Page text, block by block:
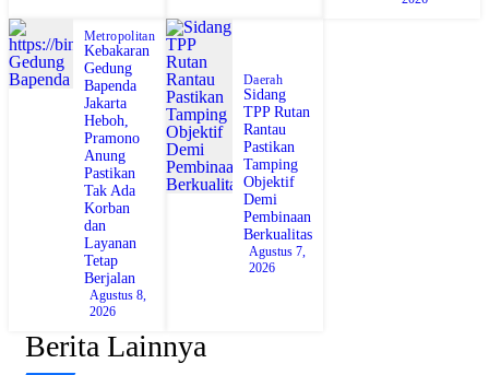
Metropolitan
Kebakaran
Gedung
Bapenda
Jakarta
Heboh,
Pramono
Anung
Pastikan
Tak Ada
Korban
dan
Layanan
Tetap
Berjalan
Agustus 8,
2026
Daerah
Sidang
TPP Rutan
Rantau
Pastikan
Tamping
Objektif
Demi
Pembinaan
Berkualitas
Agustus 7,
2026
Berita Lainnya